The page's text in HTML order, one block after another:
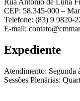
Rua Antônio de Luna
CEP: 58.345-000 –
Telefone: (83) 9 9820-
E-mail:
Expediente
Atendimento: Segunda
Sessões Plenárias: